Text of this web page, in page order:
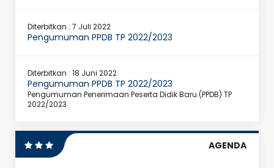
Diterbitkan : 7 Juli 2022
Pengumuman PPDB TP 2022/2023
Diterbitkan : 18 Juni 2022
Pengumuman PPDB TP 2022/2023
Pengumuman Penerimaan Peserta Didik Baru (PPDB) TP
2022/2023
AGENDA